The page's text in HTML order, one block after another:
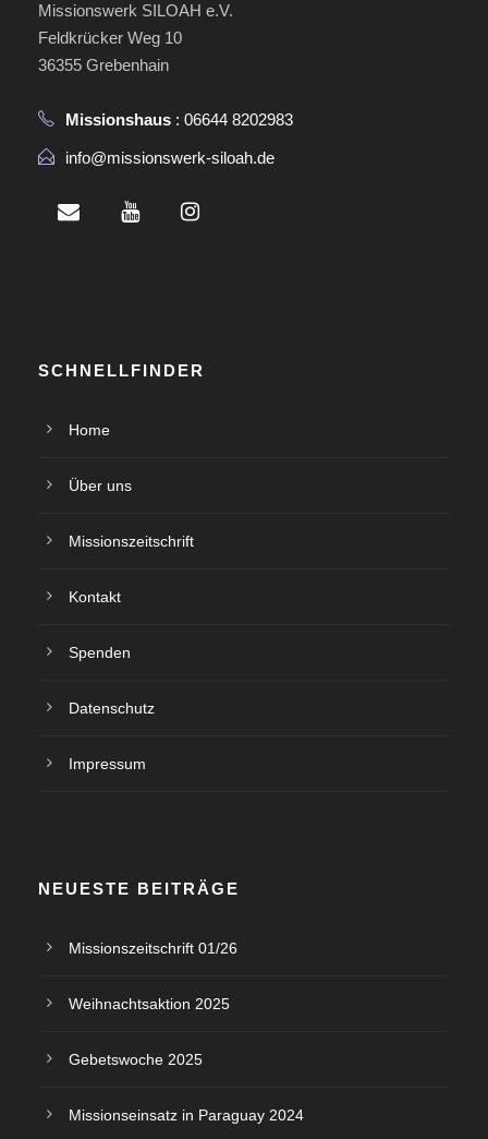
Missionswerk SILOAH e.V.
Feldkrücker Weg 10
36355 Grebenhain
Missionshaus : 06644 8202983
info@missionswerk-siloah.de
SCHNELLFINDER
Home
Über uns
Missionszeitschrift
Kontakt
Spenden
Datenschutz
Impressum
NEUESTE BEITRÄGE
Missionszeitschrift 01/26
Weihnachtsaktion 2025
Gebetswoche 2025
Missionseinsatz in Paraguay 2024